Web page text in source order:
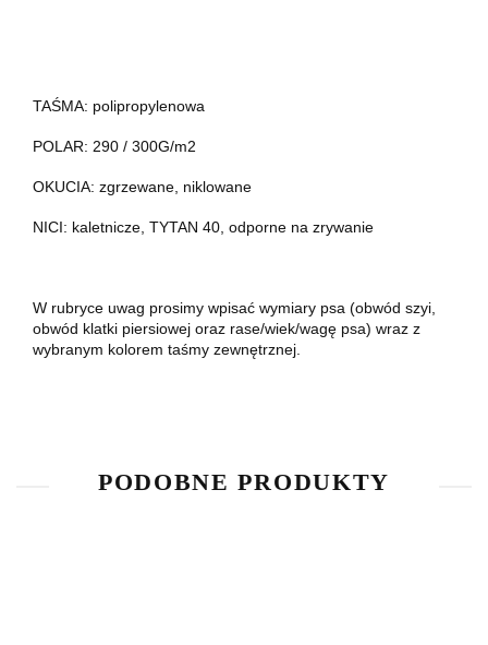
TAŚMA: polipropylenowa
POLAR: 290 / 300G/m2
OKUCIA: zgrzewane, niklowane
NICI: kaletnicze, TYTAN 40, odporne na zrywanie
W rubryce uwag prosimy wpisać wymiary psa (obwód szyi,
obwód klatki piersiowej oraz rase/wiek/wagę psa) wraz z
wybranym kolorem taśmy zewnętrznej.
PODOBNE PRODUKTY